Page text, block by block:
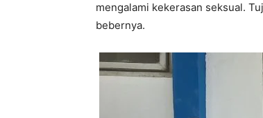
mengalami kekerasan seksual.
bebernya.